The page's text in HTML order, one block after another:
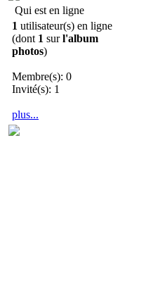
Qui est en ligne
1 utilisateur(s) en ligne
(dont 1 surl'album
photos)
Membre(s): 0
Invité(s): 1
plus...